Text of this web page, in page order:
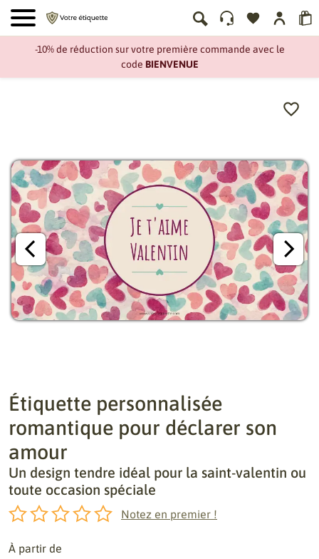
-10% de réduction sur votre première commande avec le
code BIENVENUE
Étiquette personnalisée
romantique pour déclarer son
amour
Un design tendre idéal pour la saint-valentin ou
toute occasion spéciale
Notez en premier !
À partir de